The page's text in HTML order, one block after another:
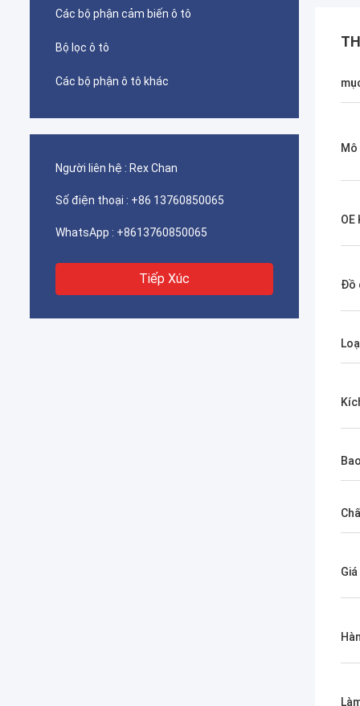
Các bộ phận cảm biến ô tô
Bộ lọc ô tô
Các bộ phận ô tô khác
Người liên hệ : Rex Chan
Số điện thoại : +86 13760850065
WhatsApp : +8613760850065
Tiếp Xúc
OE
Đồ